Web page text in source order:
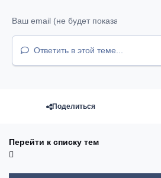
Ответить в этой теме...
Поделиться
Перейти к списку тем